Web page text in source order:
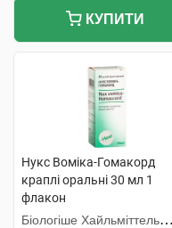
КУПИТИ
Нукс Воміка-Гомакорд
краплі оральні 30 мл 1
флакон
Біологіше Хайльміттель